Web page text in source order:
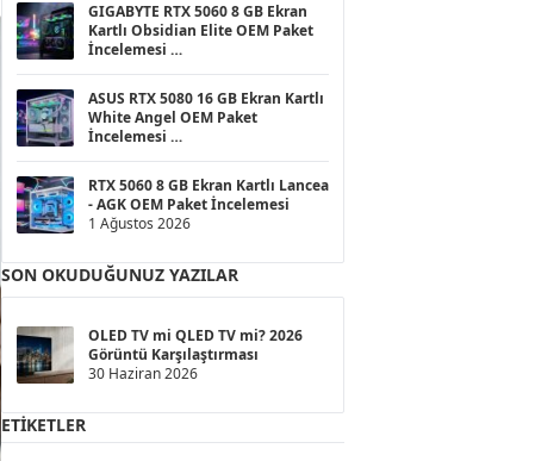
GIGABYTE RTX 5060 8 GB Ekran
Kartlı Obsidian Elite OEM Paket
İncelemesi
ASUS RTX 5080 16 GB Ekran Kartlı
White Angel OEM Paket
İncelemesi
RTX 5060 8 GB Ekran Kartlı Lancea
- AGK OEM Paket İncelemesi
1 Ağustos 2026
SON OKUDUĞUNUZ YAZILAR
OLED TV mi QLED TV mi? 2026
Görüntü Karşılaştırması
30 Haziran 2026
ETIKETLER